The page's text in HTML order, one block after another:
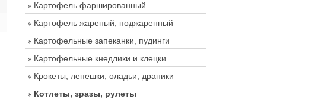
Картофель фаршированный
Картофель жареный, поджаренный
Картофельные запеканки, пудинги
Картофельные кнедлики и клецки
Крокеты, лепешки, оладьи, драники
Котлеты, зразы, рулеты